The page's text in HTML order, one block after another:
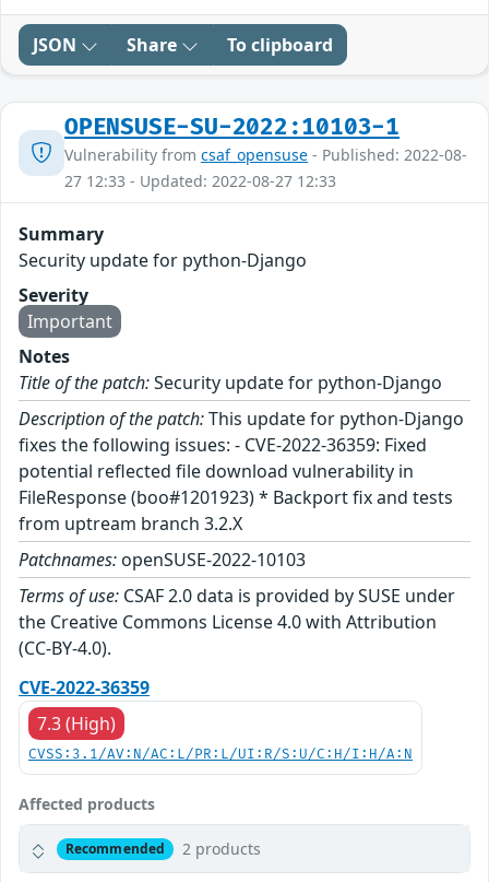
JSON Share To clipboard
OPENSUSE-SU-2022:10103-1
Vulnerability from csaf_opensuse - Published: 2022-08-
27 12:33 - Updated: 2022-08-27 12:33
Summary
Security update for python-Django
Severity
Important
Notes
Title of the patch:Security update for python-Django
Description of the patch:This update for python-Django
fixes the following issues: - CVE-2022-36359: Fixed
potential reflected file download vulnerability in
FileResponse (boo#1201923) * Backport fix and tests
from uptream branch 3.2.X
Patchnames: openSUSE-2022-10103
Terms of use: CSAF 2.0 data is provided by SUSE under
the Creative Commons License 4.0 with Attribution
(CC-BY-4.0).
CVE-2022-36359
7.3 (High)
CVSS:3.1/AV:N/AC:L/PR:L/UI:R/S:U/C:H/I:H/A:N
Affected products
Recommended 2 products